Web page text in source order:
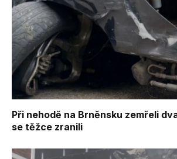
Při nehodě na Brněnsku zemřeli
se těžce zranili